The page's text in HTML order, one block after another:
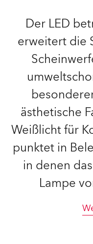
Der LED
erweitert die
ästhetische
Weißlicht für
punktet in
in denen
Lampe